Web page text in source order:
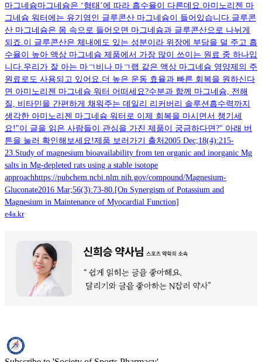
마그네슘마그네슘은 ‘형태’에 따라 흡수율이 다른데요.아미노리젠 마
그네슘 워터에는 유기염인 글루콘산 마그네슘이 들어있습니다.글루콘
산 마그네슘은 몸 속으로 들어오면 마그네슘과 글루콘산으로 나뉘게
되죠.이 글루콘산은 체내에도 있는 성분이라 위장에 부담을 덜 주고 흡
수율이 높아 액상 마그네슘 제품에서 가장 많이 쓰이는 원료 중 하나입
니다.우리가 잘 아는 마ㄱ비나 마ㄱ랩 같은 액상 마그네슘 영양제의 주
원료로도 사용되고 있어요.더 높은 운동 효율과 빠른 회복을 원하신다
면 아미노리젠 마그네슘 워터 어떠세요?수분과 함께 마그네슘, 전해
질, 비타민을 간편하게 채워주는 데일리 리커버리 솔루션흡수력까지
생각한 아미노리젠 마그네슘 워터로 이제 회복을 마시면서 챙기세
요!"이 글을 읽은 사람들이 관심을 가진 제품이 궁금하다면?" 아래 버
튼을 눌러 확인해보세요!제품 보러가기 출처2005 Dec;18(4):215-
23.Study of magnesium bioavailability from ten organic and inorganic Mg
salts in Mg-depleted rats using a stable isotope
approachhttps://pubchem.ncbi.nlm.nih.gov/compound/Magnesium-
Gluconate2016 Mar;56(3):73-80.[On Synergism of Potassium and
Magnesium in Maintenance of Myocardial Function]
e4a.kr